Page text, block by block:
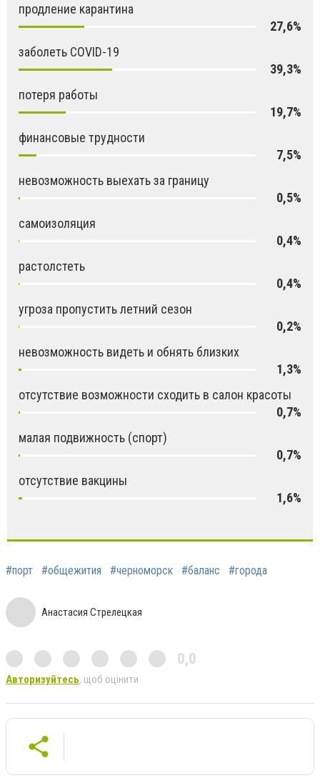
продление карантина
27,6%
заболеть COVID-19
39,3%
потеря работы
19,7%
финансовые трудности
7,5%
невозможность выехать за границу
0,5%
самоизоляция
0,4%
растолстеть
0,4%
угроза пропустить летний сезон
0,2%
невозможность видеть и обнять близких
1,3%
отсутствие возможности сходить в салон красоты
0,7%
малая подвижность (спорт)
0,7%
отсутствие вакцины
1,6%
#порт #общежития #черноморск #баланс #города
Анастасия Стрелецкая
0,0
Авторизуйтесь, щоб оцінити